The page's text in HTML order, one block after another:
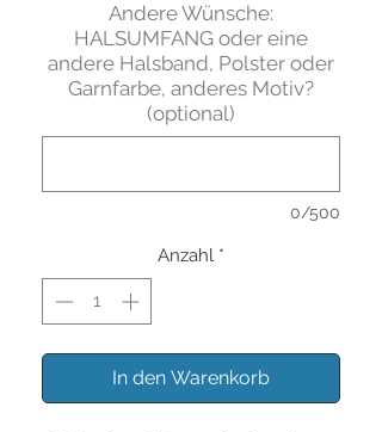
Andere Wünsche:
HALSUMFANG oder eine
andere Halsband, Polster oder
Garnfarbe, anderes Motiv?
(optional)
0/500
Anzahl *
In den Warenkorb